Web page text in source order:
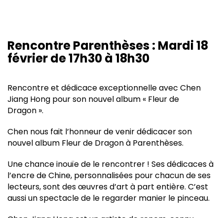
Rencontre Parenthèses : Mardi 18
février de 17h30 à 18h30
Rencontre et dédicace exceptionnelle avec Chen
Jiang Hong pour son nouvel album « Fleur de
Dragon ».
Chen nous fait l’honneur de venir dédicacer son
nouvel album Fleur de Dragon à Parenthèses.
Une chance inouïe de le rencontrer ! Ses dédicaces à
l’encre de Chine, personnalisées pour chacun de ses
lecteurs, sont des œuvres d’art à part entière. C’est
aussi un spectacle de le regarder manier le pinceau.